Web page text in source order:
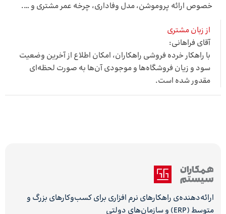
خصوص ارائه پروموشن، مدل وفاداری، چرخه عمر مشتری و ….
از زبان مشتری
آقای فراهانی:
با راهکار خرده فروشی راهکاران، امکان اطلاع از آخرین وضعیت
سود و زیان فروشگاه‌‌ها و موجودی آن‌ها به صورت لحظه‌‌ای
مقدور شده است.
ارائه‌دهنده‌ی راهکارهای نرم افزاری برای کسب‌وکارهای بزرگ و
متوسط (ERP) و سازمان‌های دولتی